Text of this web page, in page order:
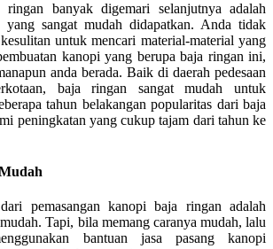
banyak digemari selanjutnya adalah
yang sangat mudah didapatkan. Anda tidak
untuk mencari material-material yang
kanopi yang berupa baja ringan ini,
anda berada. Baik di daerah pedesaan
baja ringan sangat mudah untuk
tahun belakangan popularitas dari baja
peningkatan yang cukup tajam dari tahun ke
pemasangan kanopi baja ringan adalah
Tapi, bila memang caranya mudah, lalu
bantuan jasa pasang kanopi